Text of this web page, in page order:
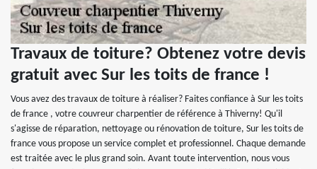
Travaux de toiture? Obtenez votre devis
gratuit avec Sur les toits de france !
Vous avez des travaux de toiture à réaliser? Faites confiance à Sur les toits
de france , votre couvreur charpentier de référence à Thiverny! Qu'il
s'agisse de réparation, nettoyage ou rénovation de toiture, Sur les toits de
france vous propose un service complet et professionnel. Chaque demande
est traitée avec le plus grand soin. Avant toute intervention, nous vous